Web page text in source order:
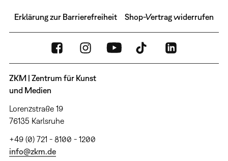
Erklärung zur Barrierefreiheit Shop-Vertrag widerrufen
ZKM | Zentrum für Kunst
und Medien
Lorenzstraße 19
76135 Karlsruhe
+49 (0) 721 - 8100 - 1200
info@zkm.de